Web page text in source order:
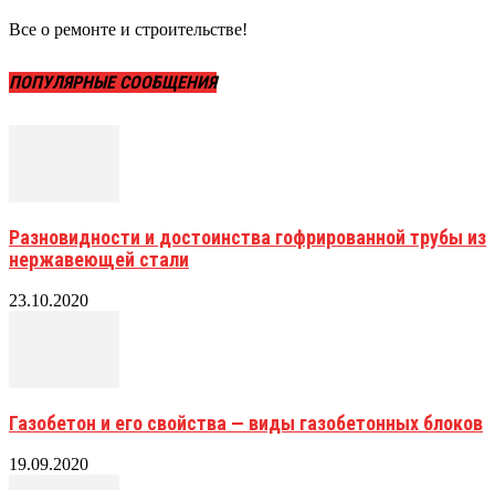
Все о ремонте и строительстве!
ПОПУЛЯРНЫЕ СООБЩЕНИЯ
Разновидности и достоинства гофрированной трубы из
нержавеющей стали
23.10.2020
Газобетон и его свойства — виды газобетонных блоков
19.09.2020